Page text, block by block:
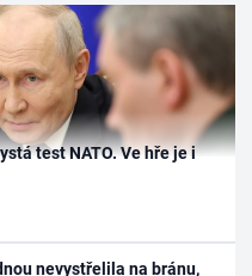
test NATO. Ve hře je i
nevystřelila na bránu,